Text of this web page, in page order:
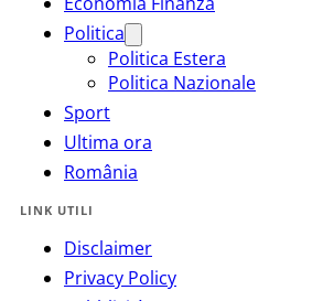
Politica
Politica Estera
Politica Nazionale
Sport
Ultima ora
România
LINK UTILI
Disclaimer
Privacy Policy